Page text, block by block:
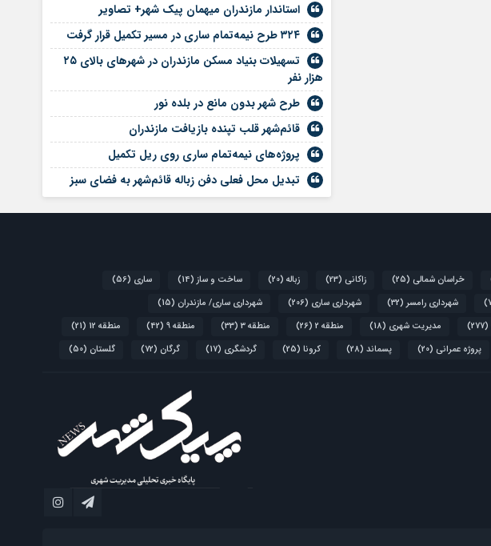
استاندار مازندران میهمان پیک شهر+ تصاویر
۳۲۴ طرح نیمه‌تمام ساری در مسیر تکمیل قرار گرفت
تسهیلات بنیاد مسکن مازندران در شهر‌های بالای ۲۵
هزار نفر
طرح شهر بدون مانع در بلده نور
قائم‌شهر قلب تپنده بازیافت مازندران
پروژه‌های نیمه‌تمام ساری روی ریل تکمیل
تبدیل محل فعلی دفن زباله قائم‌شهر به فضای سبز
خراسان شمالی (25) زاکانی (23) زباله (20) ساخت و ساز (14) ساری (56)
شهرداری رامسر (32) شهرداری ساری (206) شهرداری ساری/ مازندران (15)
(277) مدیریت شهری (18) منطقه 2 (26) منطقه 3 (33) منطقه 9 (42) منطقه 12
(21)
پروژه عمرانی (20) پسماند (28) کرونا (25) گردشگری (17) گرگان (72) گلستان (50)